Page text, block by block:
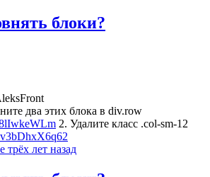
блоки?
два этих блока в div.row
2. Удалите класс .col-sm-12
трёх лет назад